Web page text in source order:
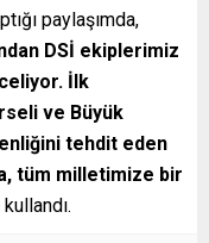
paylaşımda,
DSİ ekiplerimiz
İlk
ve Büyük
tehdit eden
tüm milletimize bir